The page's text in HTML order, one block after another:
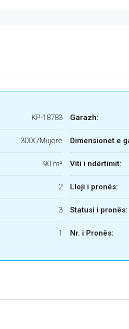
KP-18783
300€/Mujore
90 m²
2
3
1
Garazh:
Dimensionet e
Viti i ndërtimit:
Lloji i pronës:
Statusi i pronës:
Nr. i Pronës: